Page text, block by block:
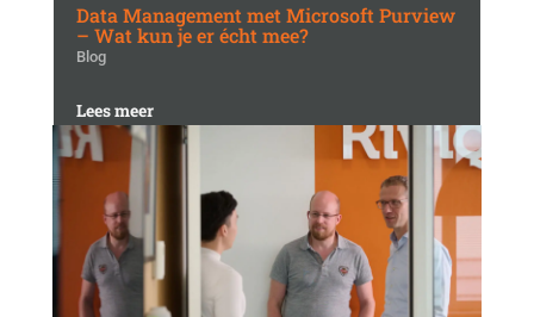
Data Management met Microsoft Purview
– Wat kun je er écht mee?
Blog
Lees meer